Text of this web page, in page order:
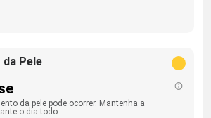
da Pele
da pele pode ocorrer. Mantenha a
o dia todo.